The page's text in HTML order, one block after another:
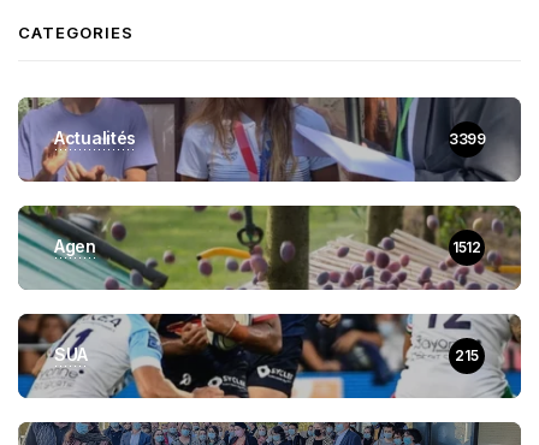
CATEGORIES
Actualités 3399
Agen 1512
SUA 215